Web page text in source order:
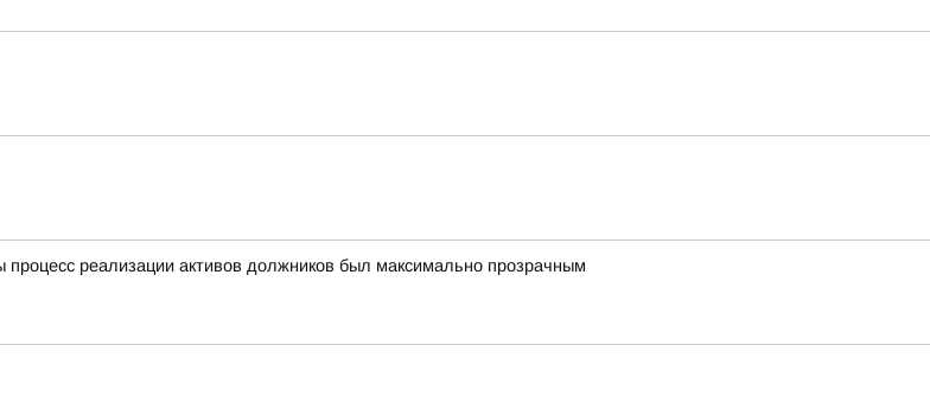
реализации активов должников был максимально прозрачным